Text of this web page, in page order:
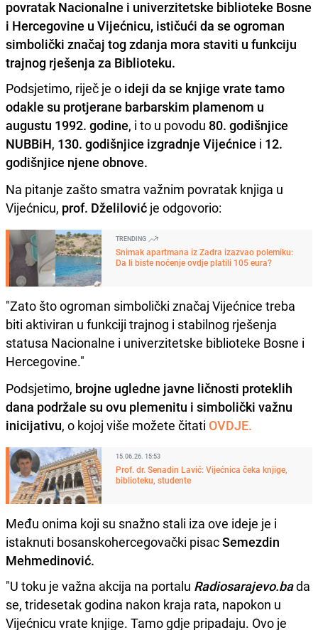
povratak Nacionalne i univerzitetske biblioteke Bosne
i Hercegovine u Vijećnicu, ističući da se ogroman
simbolički značaj tog zdanja mora staviti u funkciju
trajnog rješenja za Biblioteku.
Podsjetimo, riječ je o ideji da se knjige vrate tamo
odakle su protjerane barbarskim plamenom u
augustu 1992. godine, i to u povodu 80. godišnjice
NUBBiH, 130. godišnjice izgradnje Vijećnice i 12.
godišnjice njene obnove.
Na pitanje zašto smatra važnim povratak knjiga u
Vijećnicu, prof. Dželilović je odgovorio:
TRENDING
Snimak apartmana iz Zadra izazvao polemiku:
Da li biste noćenje ovdje platili 105 eura?
"Zato što ogroman simbolički značaj Vijećnice treba
biti aktiviran u funkciji trajnog i stabilnog rješenja
statusa Nacionalne i univerzitetske biblioteke Bosne i
Hercegovine."
Podsjetimo, brojne ugledne javne ličnosti proteklih
dana podržale su ovu plemenitu i simbolički važnu
inicijativu, o kojoj više možete čitati OVDJE.
15.06.26. 15:53
Prof. dr. Senadin Lavić: Vijećnica čeka knjige,
biblioteku, studente
Među onima koji su snažno stali iza ove ideje je i
istaknuti bosanskohercegovački pisacSemezdin
Mehmedinović.
"U toku je važna akcija na portalu Radiosarajevo.bada
se, tridesetak godina nakon kraja rata, napokon u
Vijećnicu vrate knjige. Tamo gdje pripadaju. Ovo je